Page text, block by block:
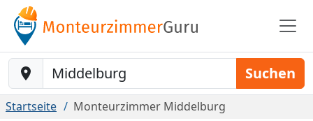
Baustelle-Location Suchen
Startseite Monteurzimmer Middelburg